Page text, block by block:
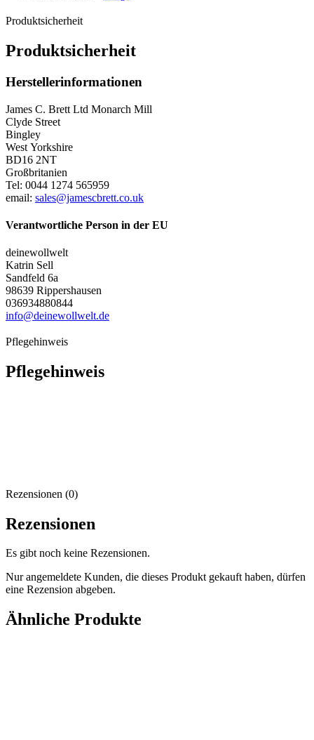
Produktsicherheit
Produktsicherheit
Herstellerinformationen
James C. Brett Ltd Monarch Mill
Clyde Street
Bingley
West Yorkshire
BD16 2NT
Großbritanien
Tel: 0044 1274 565959
email: sales@jamescbrett.co.uk
Verantwortliche Person in der EU
deinewollwelt
Katrin Sell
Sandfeld 6a
98639 Rippershausen
036934880844
info@deinewollwelt.de
Pflegehinweis
Pflegehinweis
Rezensionen (0)
Rezensionen
Es gibt noch keine Rezensionen.
Nur angemeldete Kunden, die dieses Produkt gekauft haben, dürfen
eine Rezension abgeben.
Ähnliche Produkte